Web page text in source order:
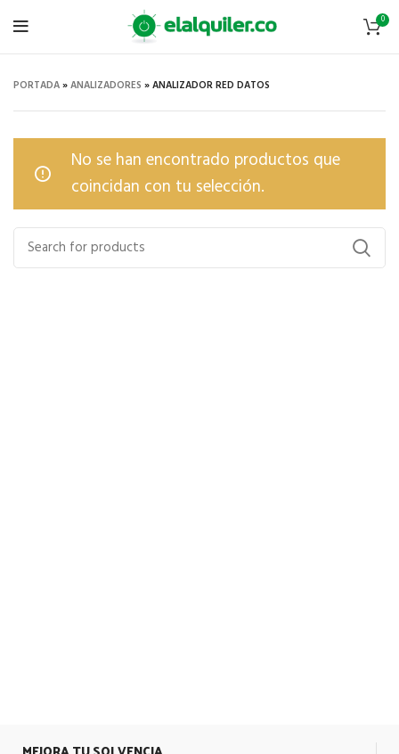
0
PORTADA»ANALIZADORES »ANALIZADOR RED DATOS
No se han encontrado productos que
coincidan con tu selección.